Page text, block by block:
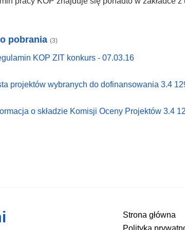
pobrania (3)
KOP ZIT konkurs - 07.03.16
projektów wybranych do dofinansowania 3.4
o składzie Komisji Oceny Projektów 3.4
Strona główna
Polityka